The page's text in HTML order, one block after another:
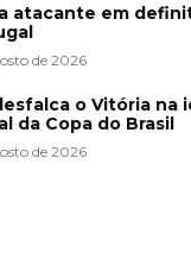
atacante em
de 2026
o Vitória na
da Copa do Brasil
de 2026